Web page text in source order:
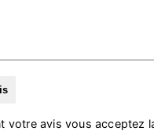
votre avis vous acceptez